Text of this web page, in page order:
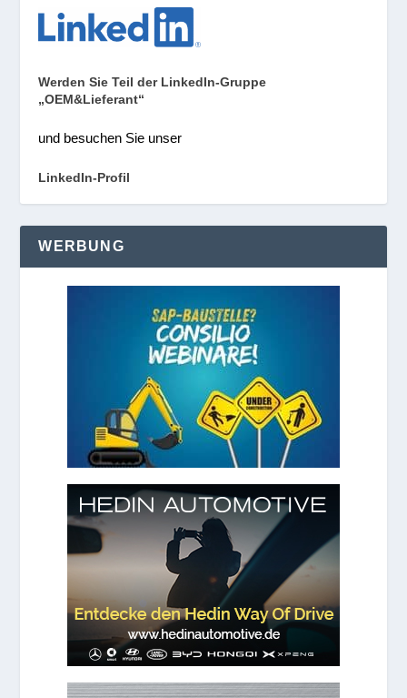
Werden Sie Teil der LinkedIn-Gruppe
„OEM&Lieferant“
und besuchen Sie unser
LinkedIn-Profil
WERBUNG